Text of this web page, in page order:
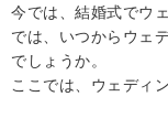
3-2.カシュク
3-3.スクエアネ
3-4.ハイネック
今では、結婚式でウ
では、いつからウェ
でしょうか。
ここでは、ウェディ